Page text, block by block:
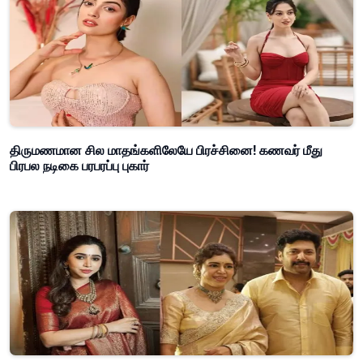
திருமணமான சில மாதங்களிலேயே பிரச்சினை! கணவர் மீது
பிரபல நடிகை பரபரப்பு புகார்